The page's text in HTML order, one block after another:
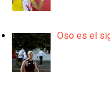
Oso es el